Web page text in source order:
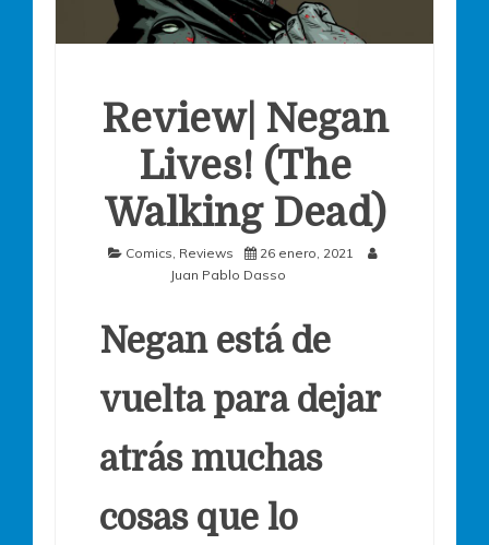
Review| Negan
Lives! (The
Walking Dead)
Comics Reviews
26 enero, 2021
Juan Pablo Dasso
Negan está de
vuelta para dejar
atrás muchas
cosas que lo